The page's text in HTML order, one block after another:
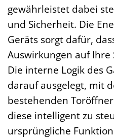
gewährleistet dabei
und Sicherheit. Die
Geräts sorgt dafür,
Auswirkungen auf
Die interne Logik des
darauf ausgelegt, mit
bestehenden
diese intelligent zu
ursprüngliche